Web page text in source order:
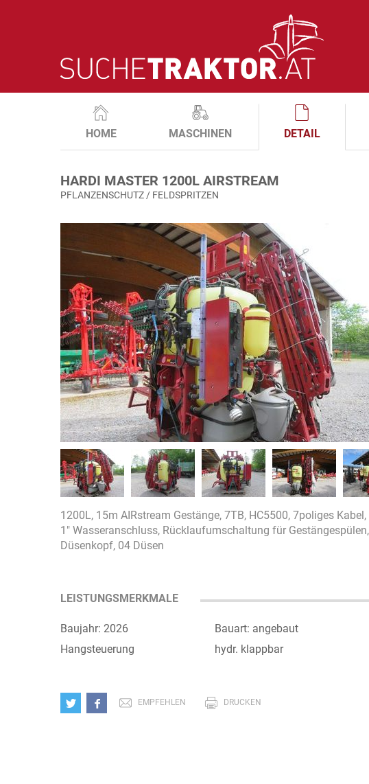
HOME MASCHINEN DETAIL
HARDI MASTER 1200L AIRSTREAM
PFLANZENSCHUTZ / FELDSPRITZEN
1200L, 15m AIRstream Gestänge, 7TB, HC5500, 7poliges
1" Wasseranschluss, Rücklaufumschaltung für
Düsenkopf, 04 Düsen
LEISTUNGSMERKMALE
Baujahr: 2026 Bauart: angebaut
Hangsteuerung
hydr. klappbar
EMPFEHLEN DRUCKEN